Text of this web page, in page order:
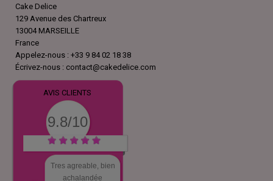
Cake Delice
129 Avenue des Chartreux
13004 MARSEILLE
France
Appelez-nous : +33 9 84 02 18 38
Écrivez-nous : contact@cakedelice.com
AVIS CLIENTS
9.8/10
Tres agreable, bien
achalandée